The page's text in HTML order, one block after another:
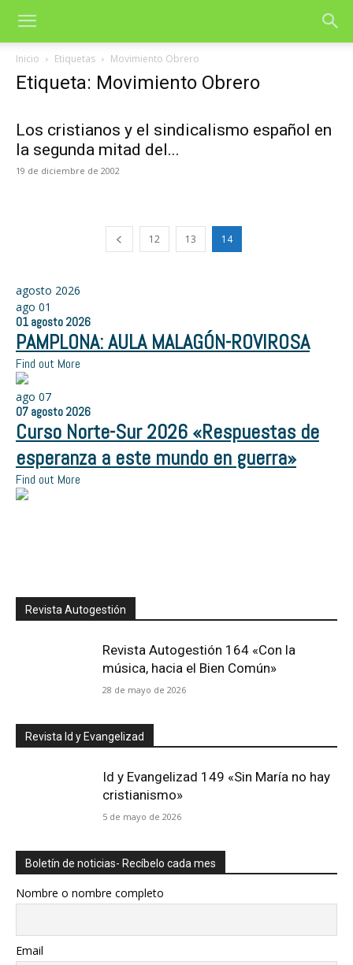
Inicio Etiquetas Movimiento Obrero
Etiqueta: Movimiento Obrero
Los cristianos y el sindicalismo español en
la segunda mitad del...
19 de diciembre de 2002
12 13 14
agosto 2026
ago 01
01 agosto 2026
PAMPLONA: AULA MALAGÓN-ROVIROSA
Find out More
ago 07
07 agosto 2026
Curso Norte-Sur 2026 «Respuestas de
esperanza a este mundo en guerra»
Find out More
Revista Autogestión
Revista Autogestión 164 «Con la
música, hacia el Bien Común»
28 de mayo de 2026
Revista Id y Evangelizad
Id y Evangelizad 149 «Sin María no hay
cristianismo»
5 de mayo de 2026
Boletín de noticias- Recíbelo cada mes
Nombre o nombre completo
Email